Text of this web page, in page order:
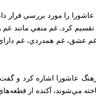
را مورد بررسي قرار داد
كرد. غم منفي مانند غم و
غم همدردي، غم داراي
عاشورا اشاره كرد و گفت:
مي‌شوند، آكنده از قطعه‌هاي